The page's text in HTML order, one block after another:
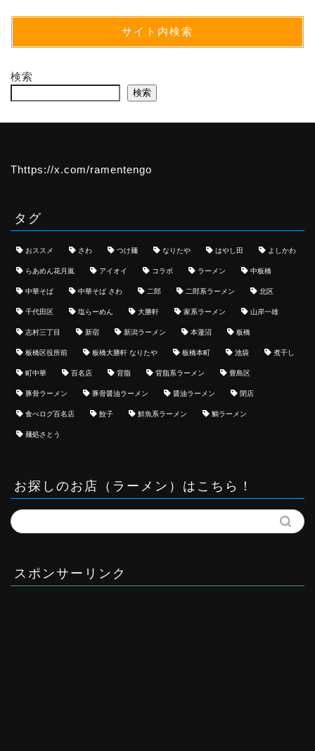
サイト内検索
検索
検索
Thttps://x.com/ramentengo
タグ
おススメ さわ つけ麺 なりたや はやし田 よしかわ
らあめん花月嵐 アイオイ コラボ ラーメン 中板橋
中華そば 中華そば さわ 二郎 二郎系ラーメン 北区
千代田区 塩らーめん 大勝軒 家系ラーメン 山岸一雄
志村三丁目 新宿 新潟ラーメン 本蓮沼 板橋
板橋区役所前 板橋大勝軒 なりたや 板橋本町 池袋 煮干し
町中華 百名店 背脂 背脂系ラーメン 豊島区
豚骨ラーメン 豚骨醤油ラーメン 醤油ラーメン 閉店
食べログ百名店 餃子 鮮魚系ラーメン 鯛ラーメン
麺処さとう
お探しのお店（ラーメン）はこちら！
スポンサーリンク